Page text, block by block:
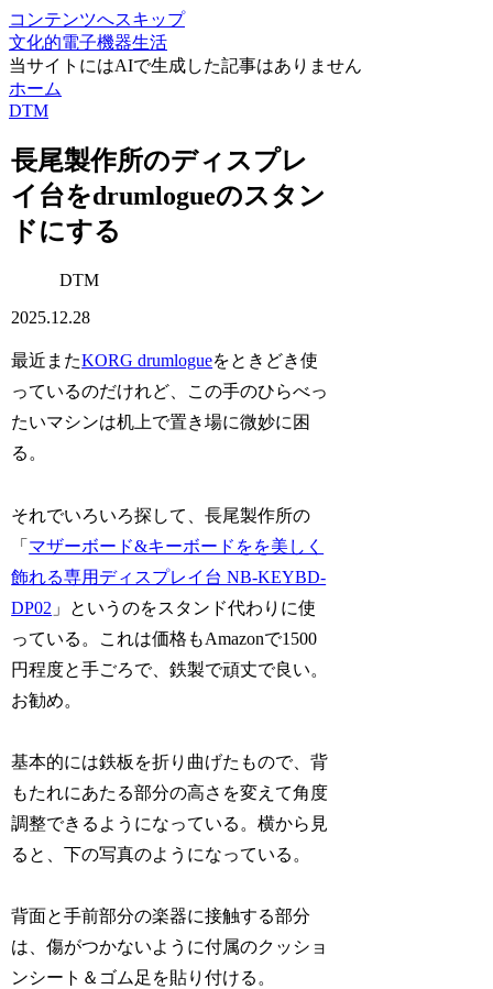
コンテンツへスキップ
文化的電子機器生活
当サイトにはAIで生成した記事はありません
ホーム
DTM
長尾製作所のディスプレ
イ台をdrumlogueのスタン
ドにする
DTM
2025.12.28
最近またKORG drumlogueをときどき使
っているのだけれど、この手のひらべっ
たいマシンは机上で置き場に微妙に困
る。
それでいろいろ探して、長尾製作所の
「 マザーボード&キーボードをを美しく
飾れる専用ディスプレイ台 NB-KEYBD-
DP02 」というのをスタンド代わりに使
っている。これは価格もAmazonで1500
円程度と手ごろで、鉄製で頑丈で良い。
お勧め。
基本的には鉄板を折り曲げたもので、背
もたれにあたる部分の高さを変えて角度
調整できるようになっている。横から見
ると、下の写真のようになっている。
背面と手前部分の楽器に接触する部分
は、傷がつかないように付属のクッショ
ンシート＆ゴム足を貼り付ける。